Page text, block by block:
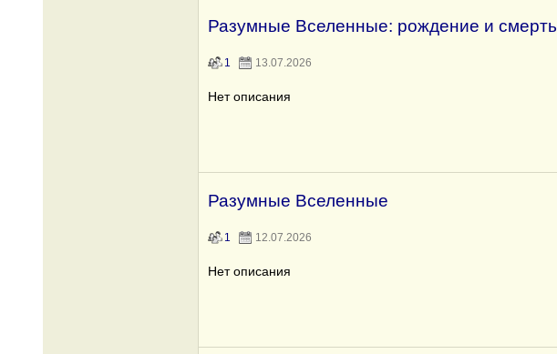
Разумные Вселенные: рождение и смерть
1 13.07.2026
Нет описания
Разумные Вселенные
1 12.07.2026
Нет описания